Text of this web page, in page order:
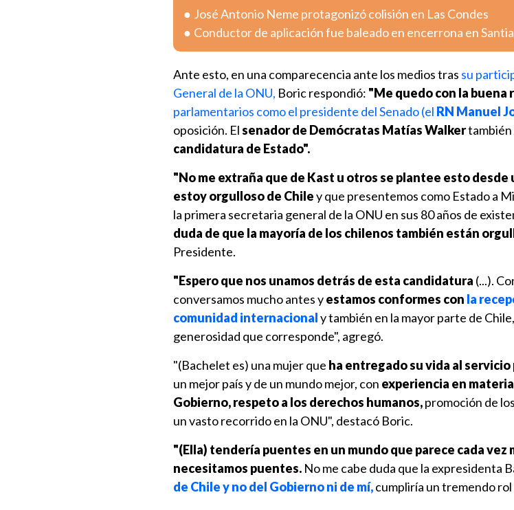
José Antonio Neme protagonizó colisión en Las Condes
Conductor de aplicación fue baleado en encerrona en
Ante esto, en una comparecencia ante los medios tras su
General de la ONU, Boric respondió: "Me quedo con la buena
parlamentarios como el presidente del Senado (el RN Manuel
oposición. Elsenador de Demócratas Matías Walkertambién
candidatura de Estado".
"No me extraña que de Kast u otros se plantee esto desde
estoy orgulloso de Chiley que presentemos como Estado a
la primera secretaria general de la ONU en sus 80 años de
duda de que la mayoría de los chilenos también están
Presidente.
"Espero que nos unamos detrás de esta candidatura (...).
conversamos mucho antes yestamos conformes con la
comunidad internacionaly también en la mayor parte de
generosidad que corresponde", agregó.
"(Bachelet es) una mujer que ha entregado su vida al servicio
un mejor país y de un mundo mejor, con experiencia en
Gobierno, respeto a los derechos humanos,promoción de los
un vasto recorrido en la ONU", destacó Boric.
"(Ella) tendería puentes en un mundo que parece cada vez
necesitamos puentes. No me cabe duda que la expresidenta
de Chile y no del Gobierno ni de mí,cumpliría un tremendo rol